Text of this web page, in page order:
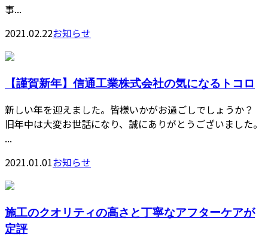
事...
2021.02.22お知らせ
【謹賀新年】信通工業株式会社の気になるトコロ
新しい年を迎えました。皆様いかがお過ごしでしょうか？
旧年中は大変お世話になり、誠にありがとうございました。
...
2021.01.01お知らせ
施工のクオリティの高さと丁寧なアフターケアが
定評